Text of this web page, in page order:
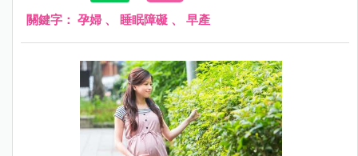
關鍵字： 孕婦 、 睡眠障礙 、 早產